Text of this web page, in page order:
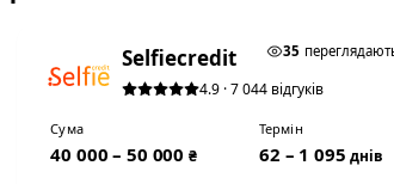
35
Selfiecredit
4.9 · 7 044 відгуків
Сума
40 000 – 50 000 ₴
Термін
62 – 1 095днів